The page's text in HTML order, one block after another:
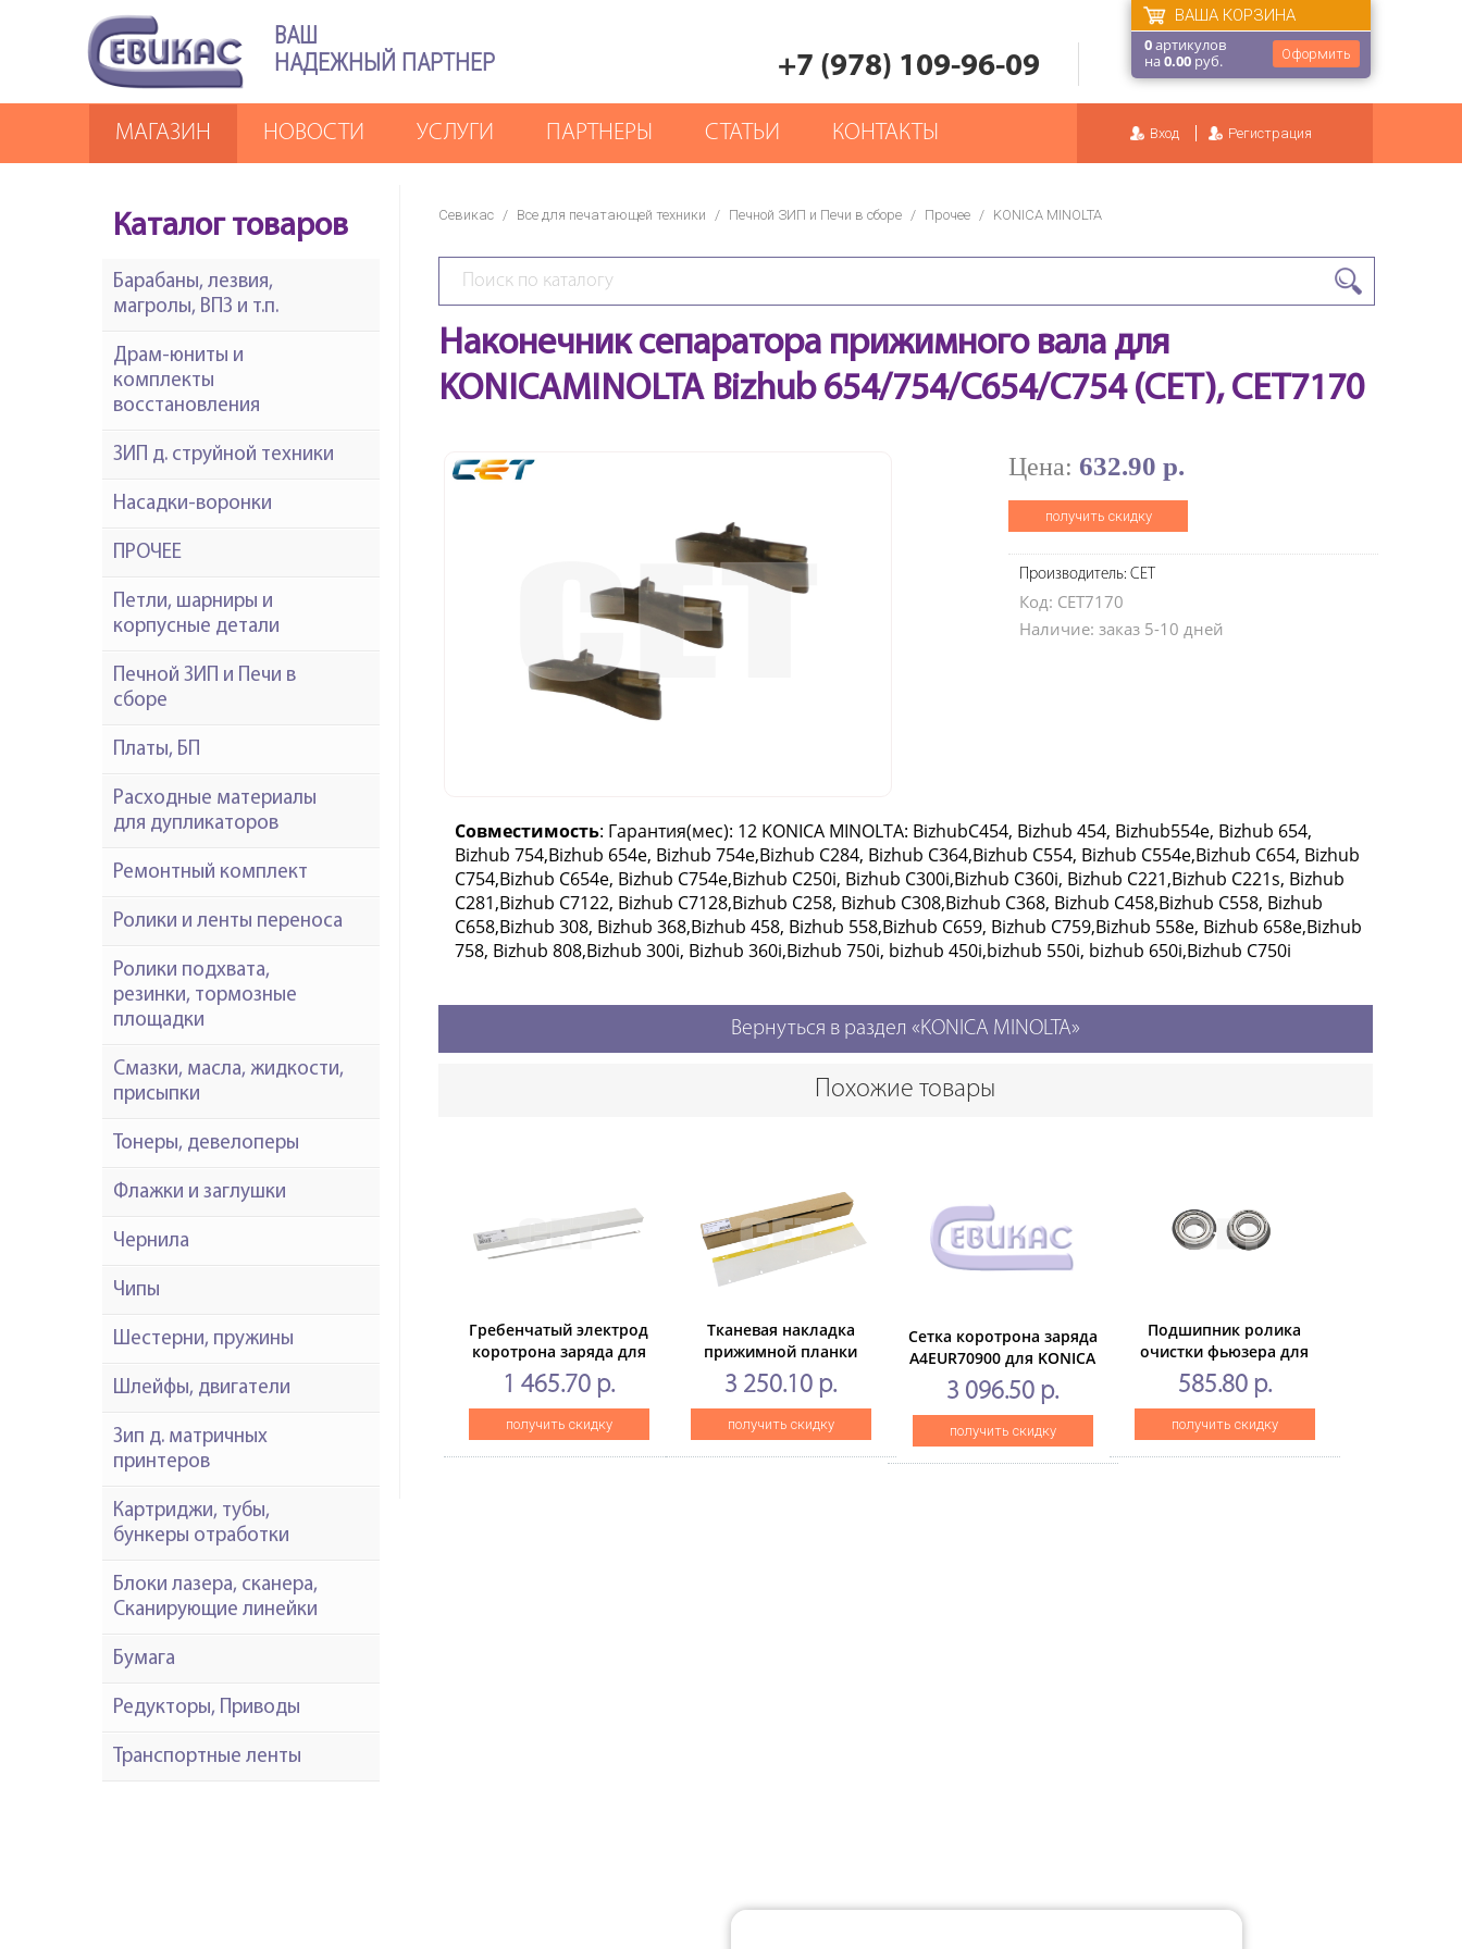
ВАШ
НАДЕЖНЫЙ ПАРТНЕР
+7 (978) 109-96-09 Оформить
ВАША КОРЗИНА
0артикулов
на0.00 руб.
Вход Регистрация
МАГАЗИН НОВОСТИ УСЛУГИ ПАРТНЕРЫ СТАТЬИ КОНТАКТЫ
Севикас / Все для печатающей техники / Печной ЗИП и Печи в сборе / Прочее / KONICA MINOLTA
Наконечник сепаратора прижимного вала для
KONICAMINOLTA Bizhub 654/754/C654/C754 (CET), CET7170
Цена: 632.90 р.
получить скидку
Производитель: CET
Код: CET7170
Наличие: заказ 5-10 дней
Совместимость: Гарантия(мес): 12 KONICA MINOLTA: BizhubC454, Bizhub 454, Bizhub554e, Bizhub 654,
Bizhub 754,Bizhub 654e, Bizhub 754e,Bizhub C284, Bizhub C364,Bizhub C554, Bizhub C554e,Bizhub C654, Bizhub
C754,Bizhub C654e, Bizhub C754e,Bizhub C250i, Bizhub C300i,Bizhub C360i, Bizhub C221,Bizhub C221s, Bizhub
C281,Bizhub C7122, Bizhub C7128,Bizhub C258, Bizhub C308,Bizhub C368, Bizhub C458,Bizhub C558, Bizhub
C658,Bizhub 308, Bizhub 368,Bizhub 458, Bizhub 558,Bizhub C659, Bizhub C759,Bizhub 558e, Bizhub 658e,Bizhub
758, Bizhub 808,Bizhub 300i, Bizhub 360i,Bizhub 750i, bizhub 450i,bizhub 550i, bizhub 650i,Bizhub C750i
Вернуться в раздел «KONICA MINOLTA»
Похожие товары
Гребенчатый электрод
коротрона заряда для
KONICAMINOLTA Bizhub
C451/C654/C754 (CET),
(WW), CET561070
1 465.70 р.
получить скидку
Тканевая накладка
прижимной планки
фьюзера для
KONICAMINOLTA Bizhub
C250i/300i/360i (CET),
CET311015
3 250.10 р.
получить скидку
Сетка коротрона заряда
A4EUR70900 для KONICA
MINOLTAAccurioPress
6136P/6120 (CET),
CET561099
3 096.50 р.
получить скидку
Подшипник ролика
очистки фьюзера для
KONICA MINOLTABizhub
654/754/654e/754e (CET),
CET331006
585.80 р.
получить скидку
Каталог товаров
Барабаны, лезвия,
магролы, ВПЗ и т.п.
Драм-юниты и
комплекты
восстановления
ЗИП д. струйной техники
Насадки-воронки
ПРОЧЕЕ
Петли, шарниры и
корпусные детали
Печной ЗИП и Печи в
сборе
Платы, БП
Расходные материалы
для дупликаторов
Ремонтный комплект
Ролики и ленты переноса
Ролики подхвата,
резинки, тормозные
площадки
Смазки, масла, жидкости,
присыпки
Тонеры, девелоперы
Флажки и заглушки
Чернила
Чипы
Шестерни, пружины
Шлейфы, двигатели
Зип д. матричных
принтеров
Картриджи, тубы,
бункеры отработки
Блоки лазера, сканера,
Сканирующие линейки
Бумага
Редукторы, Приводы
Транспортные ленты